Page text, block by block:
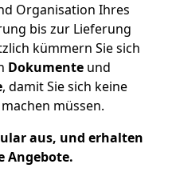
Organisation Ihres
bis zur Lieferung
kümmern Sie sich
Dokumenteund
, damit Sie sich keine
müssen.
aus, und erhalten
Angebote.